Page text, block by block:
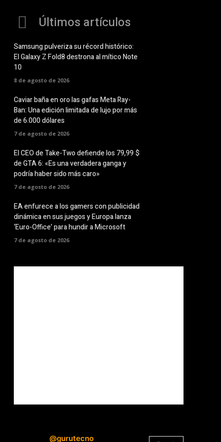
Últimos artículos
Samsung pulveriza su récord histórico:
El Galaxy Z Fold8 destrona al mítico Note
10
8 de agosto de 2026
Caviar baña en oro las gafas Meta Ray-
Ban: Una edición limitada de lujo por más
de 6.000 dólares
7 de agosto de 2026
El CEO de Take-Two defiende los 79,99 $
de GTA 6: «Es una verdadera ganga y
podría haber sido más caro»
7 de agosto de 2026
EA enfurece a los gamers con publicidad
dinámica en sus juegos y Europa lanza
‘Euro-Office’ para hundir a Microsoft
7 de agosto de 2026
@gurutecno